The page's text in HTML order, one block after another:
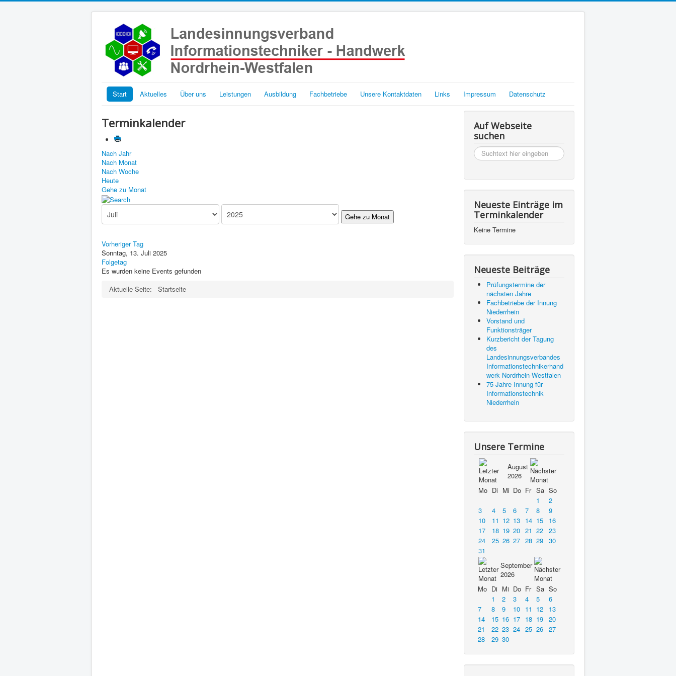
Start Aktuelles Über uns Leistungen Ausbildung Fachbetriebe Unsere Kontaktdaten Links Impressum Datenschutz
Terminkalender
Nach Jahr
Nach Monat
Nach Woche
Heute
Gehe zu Monat
Gehe zu Monat
Vorheriger Tag
Sonntag, 13. Juli 2025
Folgetag
Es wurden keine Events gefunden
Aktuelle Seite:
Startseite
Auf Webseite
suchen
suchen
Neueste Einträge im
Terminkalender
Keine Termine
Neueste Beiträge
Prüfungstermine der
nächsten Jahre
Fachbetriebe der Innung
Niederrhein
Vorstand und
Funktionsträger
Kurzbericht der Tagung
des
Landesinnungsverbandes
Informationstechnikerhand
werk Nordrhein-Westfalen
75 Jahre Innung für
Informationstechnik
Niederrhein
Unsere Termine
August
2026
Mo Di Mi Do Fr Sa So
1
2
3
4 5 6 7 8
9
10
11 12 13 14 15
16
17
18 19 20 21 22
23
24
25 26 27 28 29
30
31
September
2026
Mo Di Mi Do Fr Sa So
1
2 3 4 5
6
7
8 9 10 11 12
13
14
15 16 17 18 19
20
21
22 23 24 25 26
27
28
29 30